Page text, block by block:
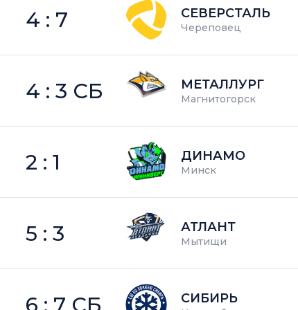
4 : 7 СЕВЕРСТАЛЬ
Череповец
4 : 3 СБ МЕТАЛЛУРГ
Магнитогорск
2 : 1 ДИНАМО
Минск
5 : 3 АТЛАНТ
Мытищи
6 : 7 СБ СИБИРЬ